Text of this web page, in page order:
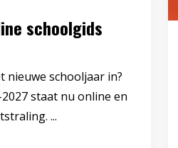
schoolgids
nieuwe schooljaar in?
staat nu online en
...